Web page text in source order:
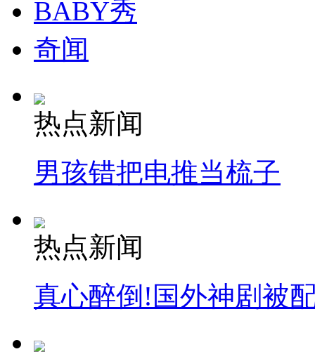
司机酒驾遇交警 急速倒车逃窜
BABY秀
奇闻
热点新闻
男孩错把电推当梳子
热点新闻
真心醉倒!国外神剧被